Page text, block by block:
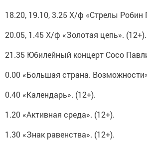
18.20, 19.10, 3.25 Х/ф «Стрелы Робин
20.05, 1.45 Х/ф «Золотая цепь». (12+).
21.35 Юбилейный концерт Сосо
0.00 «Большая страна.
0.40 «Календарь». (12+).
1.20 «Активная среда». (12+).
1.30 «Знак равенства». (12+).